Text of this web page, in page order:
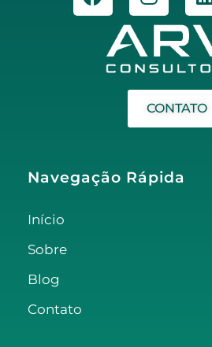
CONTATO
Navegação Rápida
Início
Sobre
Blog
Contato